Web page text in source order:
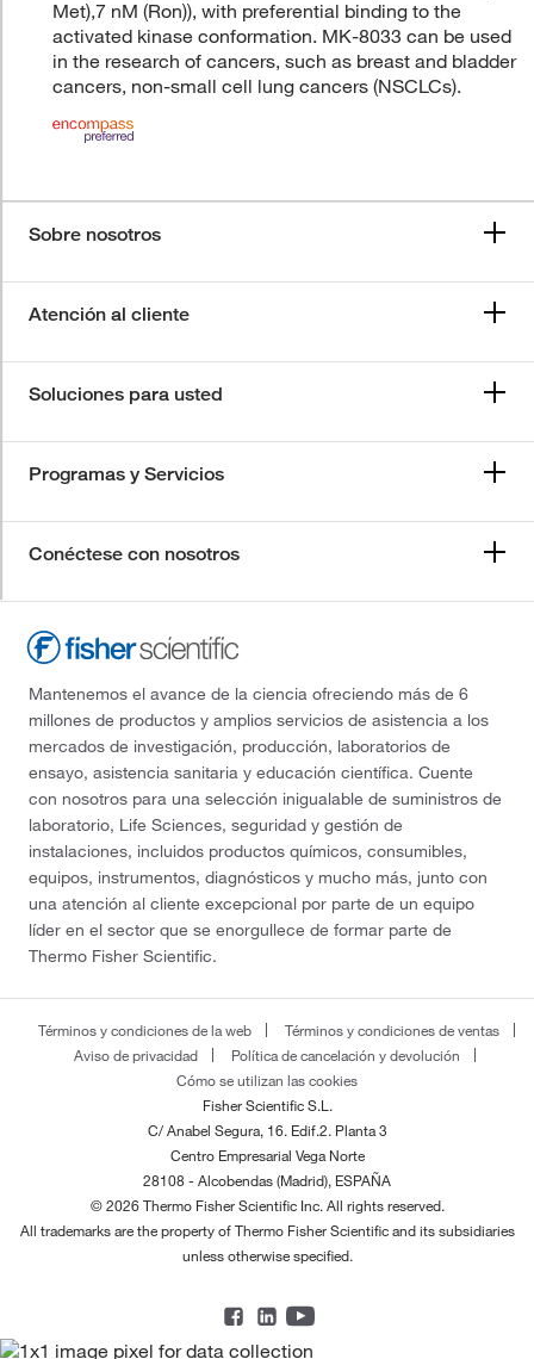
Met),7 nM (Ron)), with preferential binding to the
activated kinase conformation. MK-8033 can be used
in the research of cancers, such as breast and bladder
cancers, non-small cell lung cancers (NSCLCs).
Sobre nosotros
Atención al cliente
Soluciones para usted
Programas y Servicios
Conéctese con nosotros
Mantenemos el avance de la ciencia ofreciendo más de 6
millones de productos y amplios servicios de asistencia a los
mercados de investigación, producción, laboratorios de
ensayo, asistencia sanitaria y educación científica. Cuente
con nosotros para una selección inigualable de suministros de
laboratorio, Life Sciences, seguridad y gestión de
instalaciones, incluidos productos químicos, consumibles,
equipos, instrumentos, diagnósticos y mucho más, junto con
una atención al cliente excepcional por parte de un equipo
líder en el sector que se enorgullece de formar parte de
Thermo Fisher Scientific.
Términos y condiciones de la web
Términos y condiciones de ventas
Aviso de privacidad
Política de cancelación y devolución
Cómo se utilizan las cookies
Fisher Scientific S.L.
C/ Anabel Segura, 16. Edif.2. Planta 3
Centro Empresarial Vega Norte
28108 - Alcobendas (Madrid), ESPAÑA
© 2026 Thermo Fisher Scientific Inc. All rights reserved.
All trademarks are the property of Thermo Fisher Scientific and its subsidiaries
unless otherwise specified.